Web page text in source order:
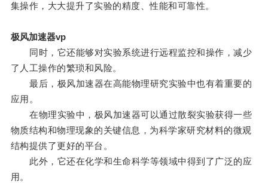
集操作，大大提升了实验的精度、性能和可靠性。
极风加速器vp
同时，它还能够对实验系统进行远程监控和操作，减少
了人工操作的繁琐和风险。
最后，极风加速器在高能物理研究实验中也有着重要的
应用。
在物理实验中，极风加速器可以通过散裂实验获得一些
物质结构和物理现象的关键信息，为科学家研究材料的微观
结构提供了更好的平台。
此外，它还在化学和生命科学等领域中得到了广泛的应
用。